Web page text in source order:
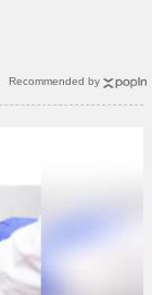
Recommended by